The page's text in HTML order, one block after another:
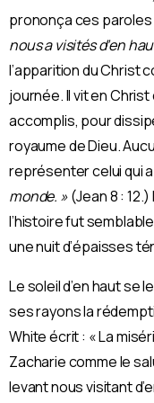
prononça ces
nous a visités d’en
l’apparition du Christ
journée. Il vit en
accomplis, pour
royaume de Dieu.
représenter celui qui
monde. »(Jean 8 :
l’histoire fut
une nuit d’épaisses
Le soleil d’en haut se
ses rayons la
White écrit : « La
Zacharie comme le
levant nous visitant